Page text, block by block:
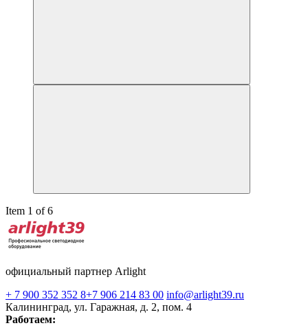
Item 1 of 6
официальный партнер Arlight
+ 7 900 352 352 8+7 906 214 83 00 info@arlight39.ru
Калининград, ул. Гаражная, д. 2, пом. 4
Работаем: